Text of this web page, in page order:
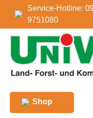
Hauptinhalt springen
Zur Suche springen
Zur Hauptnavigation
Service-Hotline:
9751080
Shop